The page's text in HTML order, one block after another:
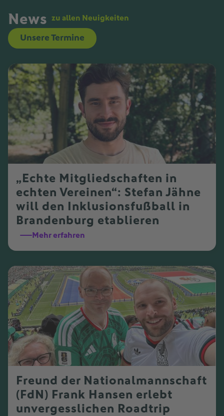
News zu allen Neuigkeiten
Unsere Termine
„Echte Mitgliedschaften in
echten Vereinen“: Stefan Jähne
will den Inklusionsfußball in
Brandenburg etablieren
Mehr erfahren
Freund der Nationalmannschaft
(FdN) Frank Hansen erlebt
unvergesslichen Roadtrip